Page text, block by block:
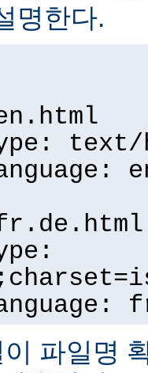
명한다.
text/
파일명